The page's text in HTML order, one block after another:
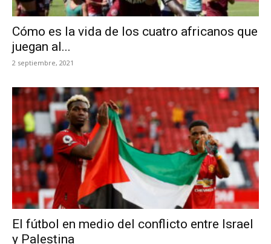
Cómo es la vida de los cuatro africanos que
juegan al...
2 septiembre, 2021
El fútbol en medio del conflicto entre Israel
y Palestina